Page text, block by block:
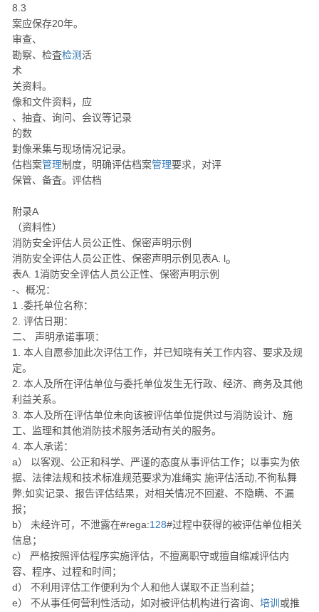
8.3
案应保存20年。
审查、
勘察、检査检测活
术
关资料。
像和文件资料，应
、抽査、询问、会议等记录
的数
對像釆集与现场情况记录。
估档案管理制度，明确评估档案管理要求，对评
保管、备査。评估档
附录A
（资料性）
消防安全评估人员公正性、保密声明示例
消防安全评估人员公正性、保密声明示例见表A. lo
表A. 1消防安全评估人员公正性、保密声明示例
-、概况：
1 .委托单位名称：
2. 评估日期：
二、 声明承诺事项：
1. 本人自愿参加此次评估工作，并已知晓有关工作内容、要求及规
定。
2. 本人及所在评估单位与委托单位发生无行政、经济、商务及其他
利益关系。
3. 本人及所在评估单位未向该被评估单位提供过与消防设计、施
工、监理和其他消防技术服务活动有关的服务。
4. 本人承诺：
a） 以客观、公正和科学、严谨的态度从事评估工作；以事实为依
据、法律法规和技术标准规范要求为准绳实 施评估活动,不徇私舞
弊;如实记录、报告评估结果，对相关情况不回避、不隐瞒、不漏
报；
b） 未经许可，不泄露在#rega:128#过程中获得的被评估单位相关
信息；
c） 严格按照评估程序实施评估，不擅离职守或擅自缩减评估内
容、程序、过程和时间；
d） 不利用评估工作便利为个人和他人谋取不正当利益；
e） 不从事任何营利性活动，如对被评估机构进行咨询、 培训 或推